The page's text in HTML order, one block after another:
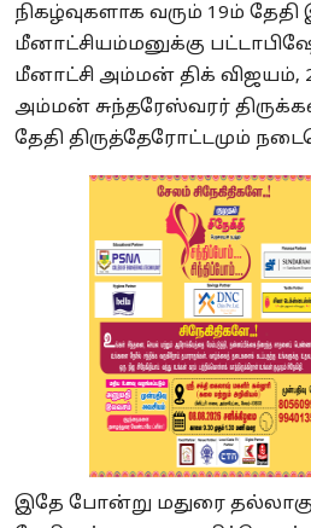
நிகழ்வுகளாக வரும் 19ம் தேதி
மீனாட்சியம்மனுக்கு
மீனாட்சி அம்மன் திக் விஜயம்,
அம்மன் சுந்தரேஸ்வரர்
தேதி திருத்தேரோட்டமும்
இதே போன்று மதுரை